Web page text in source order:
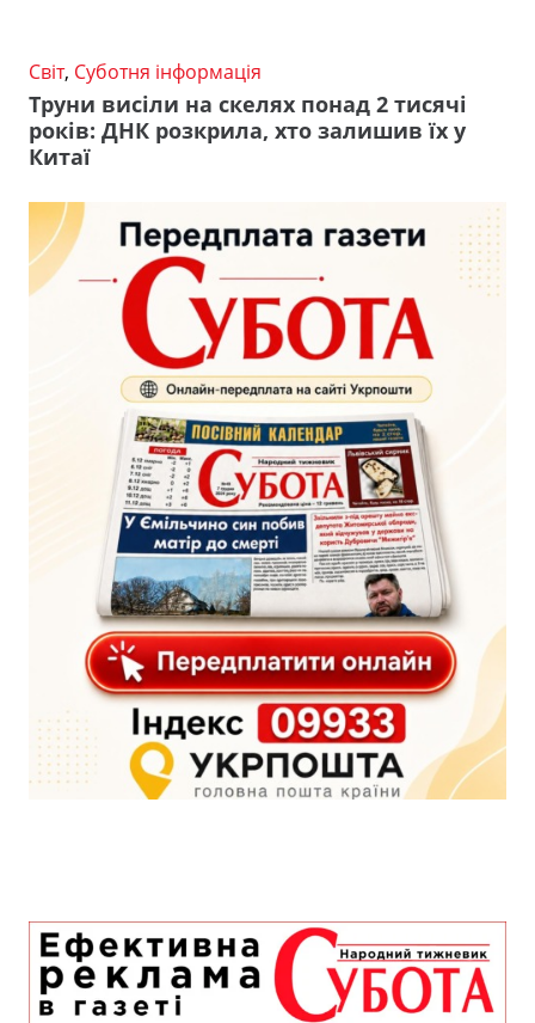
Світ, Суботня інформація
Труни висіли на скелях понад 2 тисячі
років: ДНК розкрила, хто залишив їх у
Китаї